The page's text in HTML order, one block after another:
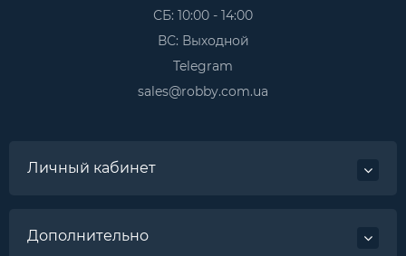
СБ: 10:00 - 14:00
ВС: Выходной
Telegram
sales@robby.com.ua
Личный кабинет
Дополнительно